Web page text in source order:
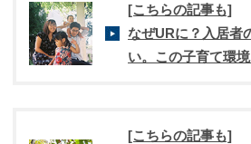
[こちらの記事も]
なぜURに？入居者
い。この子育て環境
[こちらの記事も]